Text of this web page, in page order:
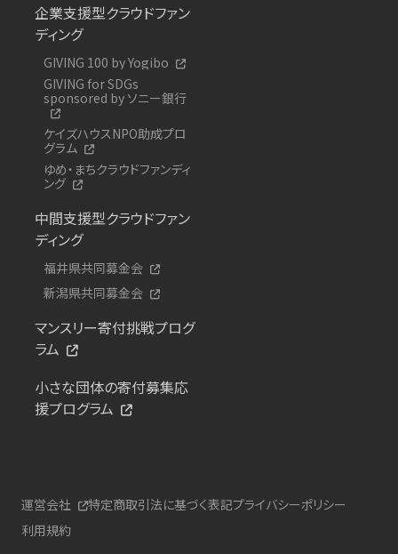
企業支援型クラウドファン
ディング
GIVING 100 by Yogibo
GIVING for SDGs
sponsored by ソニー銀行
ケイズハウスNPO助成プロ
グラム
ゆめ・まちクラウドファンディ
ング
中間支援型クラウドファン
ディング
福井県共同募金会
新潟県共同募金会
マンスリー寄付挑戦プログ
ラム
小さな団体の寄付募集応
援プログラム
運営会社 特定商取引法に基づく表記プライバシーポリシー
利用規約